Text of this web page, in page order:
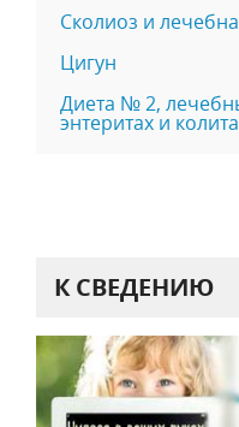
Сколиоз и
Цигун
Диета № 2,
энтеритах и
К СВЕДЕНИЮ